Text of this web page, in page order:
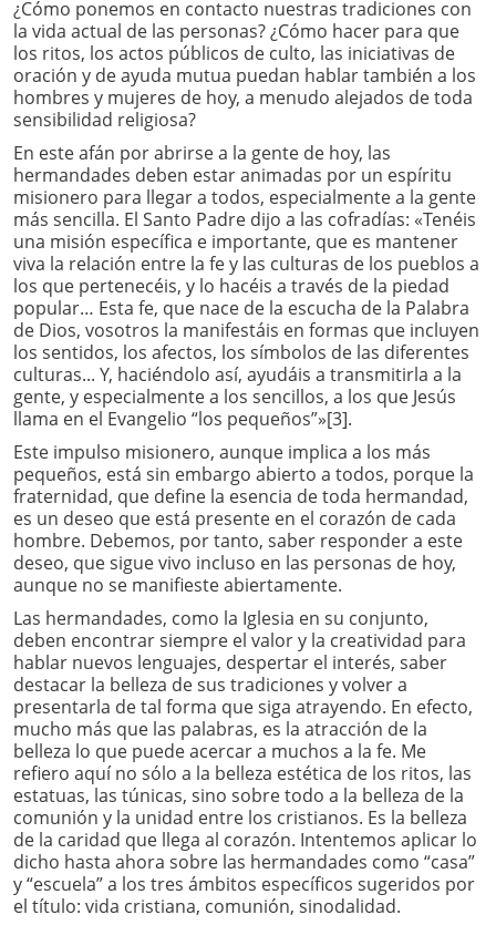
¿Cómo ponemos en contacto nuestras tradiciones con
la vida actual de las personas? ¿Cómo hacer para que
los ritos, los actos públicos de culto, las iniciativas de
oración y de ayuda mutua puedan hablar también a los
hombres y mujeres de hoy, a menudo alejados de toda
sensibilidad religiosa?
En este afán por abrirse a la gente de hoy, las
hermandades deben estar animadas por un espíritu
misionero para llegar a todos, especialmente a la gente
más sencilla. El Santo Padre dijo a las cofradías: «Tenéis
una misión específica e importante, que es mantener
viva la relación entre la fe y las culturas de los pueblos a
los que pertenecéis, y lo hacéis a través de la piedad
popular… Esta fe, que nace de la escucha de la Palabra
de Dios, vosotros la manifestáis en formas que incluyen
los sentidos, los afectos, los símbolos de las diferentes
culturas... Y, haciéndolo así, ayudáis a transmitirla a la
gente, y especialmente a los sencillos, a los que Jesús
llama en el Evangelio “los pequeños”»[3].
Este impulso misionero, aunque implica a los más
pequeños, está sin embargo abierto a todos, porque la
fraternidad, que define la esencia de toda hermandad,
es un deseo que está presente en el corazón de cada
hombre. Debemos, por tanto, saber responder a este
deseo, que sigue vivo incluso en las personas de hoy,
aunque no se manifieste abiertamente.
Las hermandades, como la Iglesia en su conjunto,
deben encontrar siempre el valor y la creatividad para
hablar nuevos lenguajes, despertar el interés, saber
destacar la belleza de sus tradiciones y volver a
presentarla de tal forma que siga atrayendo. En efecto,
mucho más que las palabras, es la atracción de la
belleza lo que puede acercar a muchos a la fe. Me
refiero aquí no sólo a la belleza estética de los ritos, las
estatuas, las túnicas, sino sobre todo a la belleza de la
comunión y la unidad entre los cristianos. Es la belleza
de la caridad que llega al corazón. Intentemos aplicar lo
dicho hasta ahora sobre las hermandades como “casa”
y “escuela” a los tres ámbitos específicos sugeridos por
el título: vida cristiana, comunión, sinodalidad.